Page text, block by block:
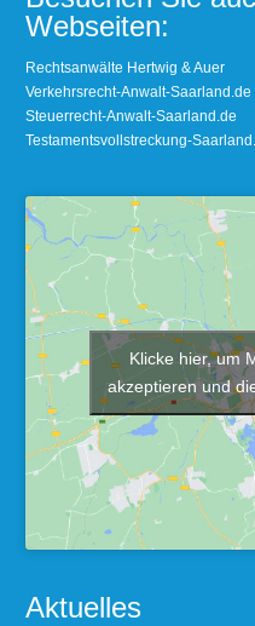
Webseiten:
Rechtsanwälte Hertwig & Auer
Verkehrsrecht-Anwalt-Saarland.de
Steuerrecht-Anwalt-Saarland.de
Testamentsvollstreckung-
Klicke hier, um
akzeptieren und
Aktuelles